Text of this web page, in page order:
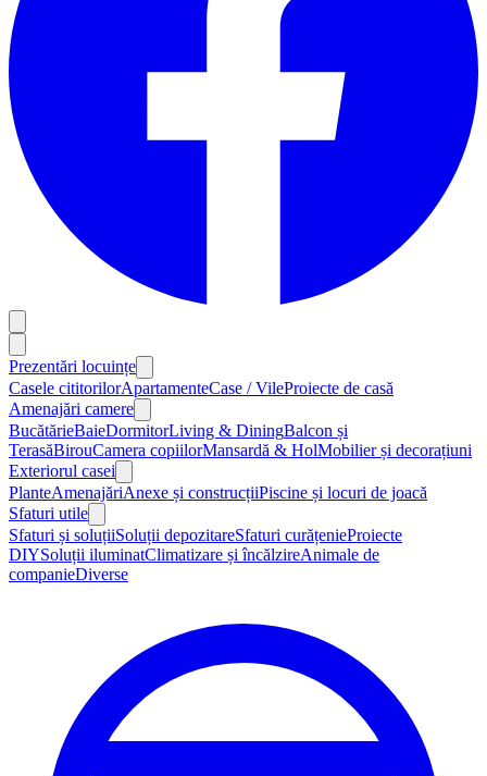
Prezentări locuințe
Casele cititorilorApartamenteCase / VileProiecte de casă
Amenajări camere
BucătărieBaieDormitorLiving & DiningBalcon și
TerasăBirouCamera copiilorMansardă & HolMobilier și decorațiuni
Exteriorul casei
PlanteAmenajăriAnexe și construcțiiPiscine și locuri de joacă
Sfaturi utile
Sfaturi și soluțiiSoluții depozitareSfaturi curățenieProiecte
DIYSoluții iluminatClimatizare și încălzireAnimale de
companieDiverse